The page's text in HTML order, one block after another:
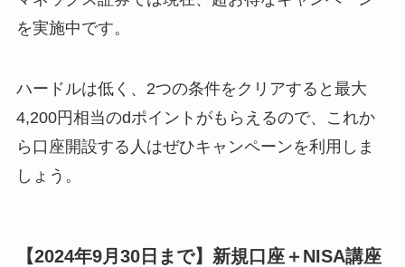
を実施中です。
ハードルは低く、2つの条件をクリアすると最大
4,200円相当のdポイントがもらえるので、これか
ら口座開設する人はぜひキャンペーンを利用しま
しょう。
【2024年9月30日まで】新規口座＋NISA講座